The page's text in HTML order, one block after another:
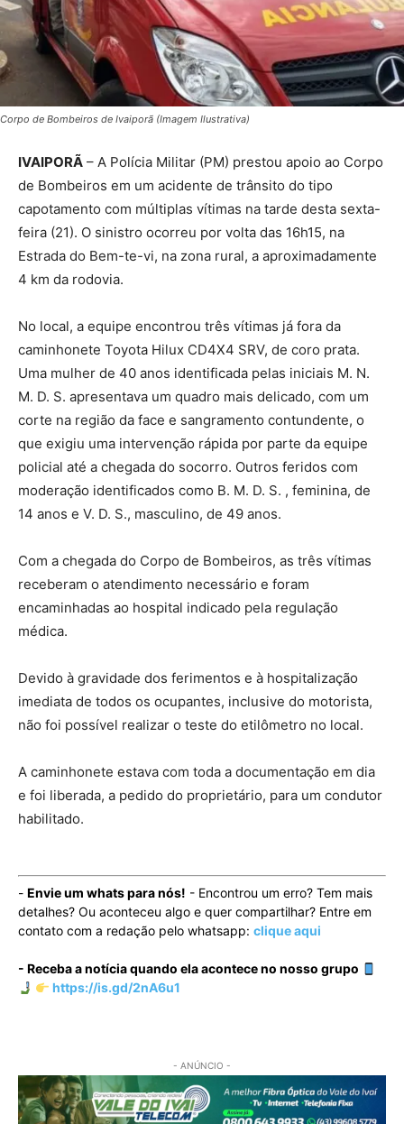
Corpo de Bombeiros de Ivaiporã (Imagem Ilustrativa)
IVAIPORÃ – A Polícia Militar (PM) prestou apoio ao Corpo
de Bombeiros em um acidente de trânsito do tipo
capotamento com múltiplas vítimas na tarde desta sexta-
feira (21). O sinistro ocorreu por volta das 16h15, na
Estrada do Bem-te-vi, na zona rural, a aproximadamente
4 km da rodovia.
No local, a equipe encontrou três vítimas já fora da
caminhonete Toyota Hilux CD4X4 SRV, de coro prata.
Uma mulher de 40 anos identificada pelas iniciais M. N.
M. D. S. apresentava um quadro mais delicado, com um
corte na região da face e sangramento contundente, o
que exigiu uma intervenção rápida por parte da equipe
policial até a chegada do socorro. Outros feridos com
moderação identificados como B. M. D. S. , feminina, de
14 anos e V. D. S., masculino, de 49 anos.
Com a chegada do Corpo de Bombeiros, as três vítimas
receberam o atendimento necessário e foram
encaminhadas ao hospital indicado pela regulação
médica.
Devido à gravidade dos ferimentos e à hospitalização
imediata de todos os ocupantes, inclusive do motorista,
não foi possível realizar o teste do etilômetro no local.
A caminhonete estava com toda a documentação em dia
e foi liberada, a pedido do proprietário, para um condutor
habilitado.
- Envie um whats para nós! - Encontrou um erro? Tem mais
detalhes? Ou aconteceu algo e quer compartilhar? Entre em
contato com a redação pelo whatsapp: clique aqui
- Receba a notícia quando ela acontece no nosso grupo
https://is.gd/2nA6u1
- ANÚNCIO -